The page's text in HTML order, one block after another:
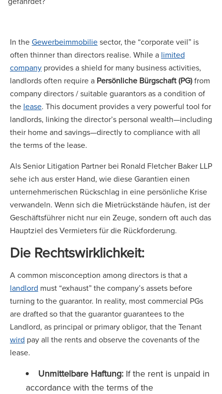
In theGewerbeimmobiliesector, the “corporate veil” is
often thinner than directors realise. While a limited
company provides a shield for many business activities,
landlords often require a Persönliche Bürgschaft (PG)from
company directors / suitable guarantors as a condition of
the lease. This document provides a very powerful tool for
landlords, linking the director’s personal wealth—including
their home and savings—directly to compliance with all
the terms of the lease.
Als Senior Litigation Partner bei Ronald Fletcher Baker LLP
sehe ich aus erster Hand, wie diese Garantien einen
unternehmerischen Rückschlag in eine persönliche Krise
verwandeln. Wenn sich die Mietrückstände häufen, ist der
Geschäftsführer nicht nur ein Zeuge, sondern oft auch das
Hauptziel des Vermieters für die Rückforderung.
Die Rechtswirklichkeit:
A common misconception among directors is that a
landlord must “exhaust” the company’s assets before
turning to the guarantor. In reality, most commercial PGs
are drafted so that the guarantor guarantees to the
Landlord, as principal or primary obligor, that the Tenant
wird pay all the rents and observe the covenants of the
lease.
Unmittelbare Haftung: If the rent is unpaid in
accordance with the terms of the